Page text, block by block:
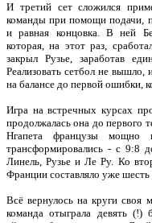
И третий сет сложился
команды при помощи подачи,
и равная концовка. В ней
которая, на этот раз,
закрыл Рузье, заработав
Реализовать сетбол не вышло,
на балансе до первой ошибки,
Игра на встречных курсах
продолжалась она до первого
Нгапета французы мощно
трансформировались - с 9:8
Линель, Рузье и Ле Ру. Ко
Франции составляло уже
Всё вернулось на круги своя
команда отыграла девять (!)